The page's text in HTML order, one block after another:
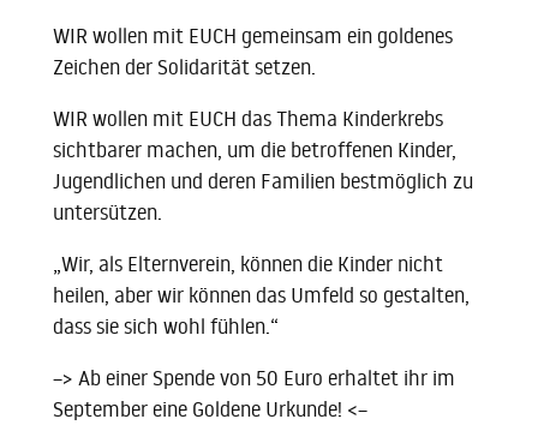
WIR wollen mit EUCH gemeinsam ein goldenes
Zeichen der Solidarität setzen.
WIR wollen mit EUCH das Thema Kinderkrebs
sichtbarer machen, um die betroffenen Kinder,
Jugendlichen und deren Familien bestmöglich zu
untersützen.
„Wir, als Elternverein, können die Kinder nicht
heilen, aber wir können das Umfeld so gestalten,
dass sie sich wohl fühlen.“
–> Ab einer Spende von 50 Euro erhaltet ihr im
September eine Goldene Urkunde! <–